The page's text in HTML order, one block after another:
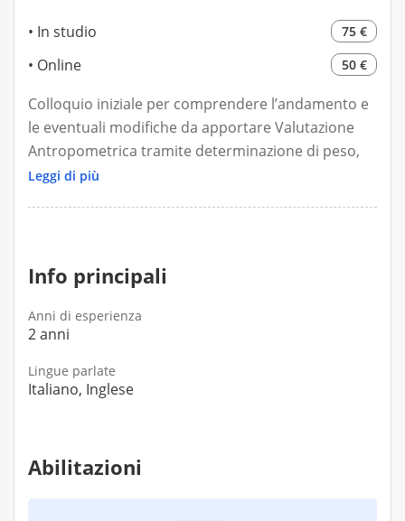
Corporea (BMI). Valutazione della composizione
corporea: BIOIMPEDENZIOMETRO A-WAVE
In studio 75 €
Online 50 €
Colloquio iniziale per comprendere l’andamento e
le eventuali modifiche da apportare Valutazione
Antropometrica tramite determinazione di peso,
altezza, misure corporee e Indice di Massa
necessariamente il cambio della dieta
Leggi di più
Info principali
Anni di esperienza
2 anni
Lingue parlate
Italiano, Inglese
Abilitazioni